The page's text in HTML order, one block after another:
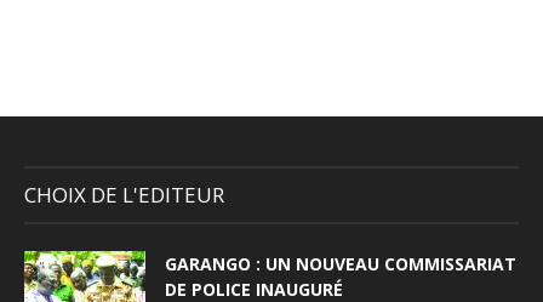
CHOIX DE L'EDITEUR
GARANGO : UN NOUVEAU COMMISSARIAT
DE POLICE INAUGURÉ